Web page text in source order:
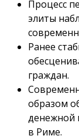
Процесс
элиты
Ранее
граждан.
образом
денежной
в Риме.